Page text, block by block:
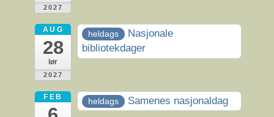
2027
AUG
28
lør
2027
heldags
Nasjonale
bibliotekdager
FEB heldags Samenes nasjonaldag